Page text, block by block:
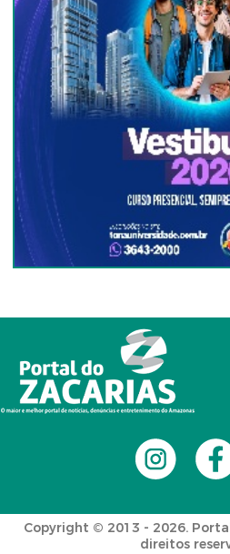
Copyright © 2013 - 2026.
direitos